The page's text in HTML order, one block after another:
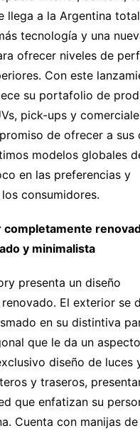
llega a la Argentina
tecnología y una
ofrecer niveles de
Con este
su portafolio de
pick-ups y
de ofrecer a sus
modelos globales
en las preferencias y
consumidores.
y minimalista
presenta un diseño
El exterior se
en su distintiva
que le da un aspecto
diseño de luces
y traseros,
que enfatizan su
Cuenta con manijas